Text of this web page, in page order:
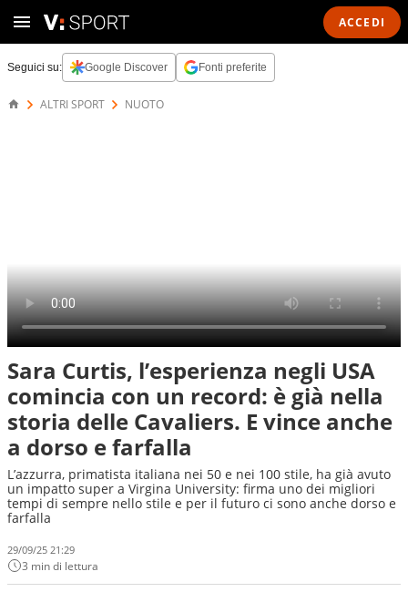
ACCEDI
Seguici su: Google Discover Fonti preferite
ALTRI SPORT NUOTO
Sara Curtis, l’esperienza negli USA
comincia con un record: è già nella
storia delle Cavaliers. E vince anche
a dorso e farfalla
L’azzurra, primatista italiana nei 50 e nei 100 stile, ha già avuto
un impatto super a Virgina University: firma uno dei migliori
tempi di sempre nello stile e per il futuro ci sono anche dorso e
farfalla
29/09/25 21:29
3 min di lettura